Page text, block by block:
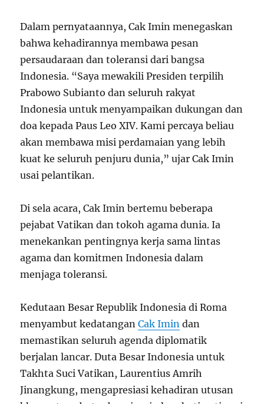
Dalam pernyataannya, Cak Imin menegaskan
bahwa kehadirannya membawa pesan
persaudaraan dan toleransi dari bangsa
Indonesia. “Saya mewakili Presiden terpilih
Prabowo Subianto dan seluruh rakyat
Indonesia untuk menyampaikan dukungan dan
doa kepada Paus Leo XIV. Kami percaya beliau
akan membawa misi perdamaian yang lebih
kuat ke seluruh penjuru dunia,” ujar Cak Imin
usai pelantikan.
Di sela acara, Cak Imin bertemu beberapa
pejabat Vatikan dan tokoh agama dunia. Ia
menekankan pentingnya kerja sama lintas
agama dan komitmen Indonesia dalam
menjaga toleransi.
Kedutaan Besar Republik Indonesia di Roma
menyambut kedatanganCak Imin dan
memastikan seluruh agenda diplomatik
berjalan lancar. Duta Besar Indonesia untuk
Takhta Suci Vatikan, Laurentius Amrih
Jinangkung, mengapresiasi kehadiran utusan